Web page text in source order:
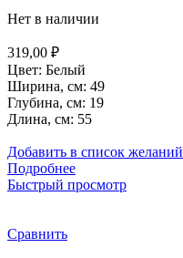
Нет в наличии
319,00 ₽
Цвет: Белый
Ширина, см: 49
Глубина, см: 19
Длина, см: 55
Добавить в список желаний
Подробнее
Быстрый просмотр
Сравнить